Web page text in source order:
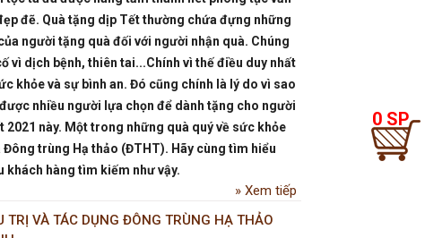
0 SP
đẽ. Quà tặng dịp Tết thường chứa đựng những
người tặng quà đối với người nhận quà. Chúng
vì dịch bệnh, thiên tai...Chính vì thế điều duy nhất
khỏe và sự bình an. Đó cũng chính là lý do vì sao
nhiều người lựa chọn để dành tặng cho người
này. Một trong những quà quý về sức khỏe
trùng Hạ thảo (ĐTHT). Hãy cùng tìm hiểu
hàng tìm kiếm như vậy.
Xem tiếp
VÀ TÁC DỤNG ĐÔNG TRÙNG HẠ THẢO